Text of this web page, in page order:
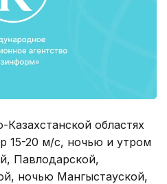
областях
15-20 м/с, ночью и утром
Павлодарской,
ночью Мангыстауской,